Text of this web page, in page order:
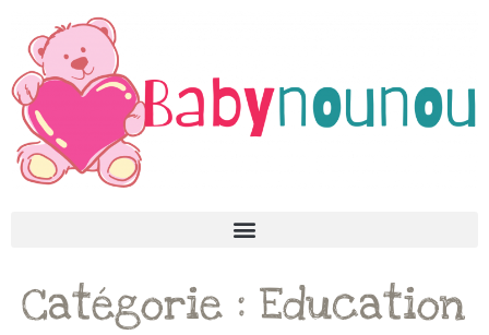
Catégorie : Education